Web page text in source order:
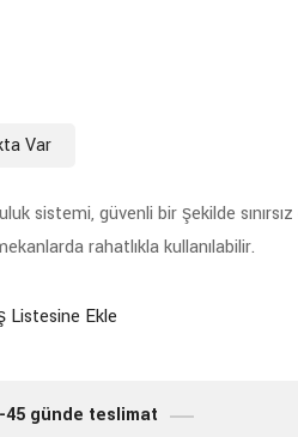
Var
sistemi, güvenli bir şekilde
rahatlıkla kullanılabilir.
Listesine Ekle
45 günde teslimat